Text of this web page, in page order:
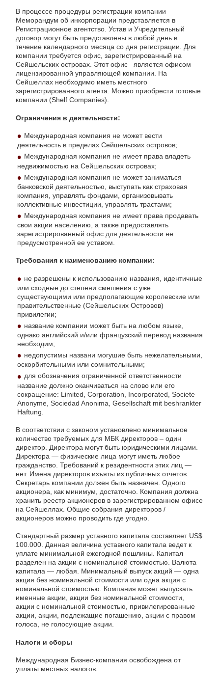
В процессе процедуры регистрации компании
Меморандум об инкорпорации представляется в
Регистрационное агентство. Устав и Учредительный
договор могут быть представлены в любой день в
течение календарного месяца со дня регистрации. Для
компании требуется офис, зарегистрированный на
Сейшельских островах. Этот офис является офисом
лицензированной управляющей компании. На
Сейшеллах необходимо иметь местного
зарегистрированного агента. Можно приобрести готовые
компании (Shelf Companies).
Ограничения в деятельности:
Международная компания не может вести
деятельность в пределах Сейшельских островов;
Международная компания не имеет права владеть
недвижимостью на Сейшельских островах;
Международная компания не может заниматься
банковской деятельностью, выступать как страховая
компания, управлять фондами, организовывать
коллективные инвестиции, управлять трастами;
Международная компания не имеет права продавать
свои акции населению, а также предоставлять
зарегистрированный офис для деятельности не
предусмотренной ее уставом.
Требования к наименованию компании:
не разрешены к использованию названия, идентичные
или сходные до степени смешения с уже
существующими или предполагающие королевские или
правительственные (Сейшельских Островов)
привилегии;
название компании может быть на любом языке,
однако английский и/или французский перевод названия
необходим;
недопустимы названи могушие быть нежелательными,
оскорбительными или сомнительными;
для обозначения ограниченной ответственности
название должно оканчиваться на слово или его
сокращение: Limited, Corporation, Incorporated, Societe
Anonyme, Sociedad Anonima, Gesellschaft mit beshrankter
Haftung.
В соответствии с законом установлено минимальное
количество требуемых для МБК директоров – один
директор. Директора могут быть юридическими лицами.
Директора — физические лица могут иметь любое
гражданство. Требований к резидентности этих лиц —
нет. Имена директоров изъяты из публичных отчетов.
Секретарь компании должен быть назначен. Одного
акционера, как минимум, достаточно. Компания должна
хранить реестр акционеров в зарегистрированном офисе
на Сейшеллах. Общие собрания директоров /
акционеров можно проводить где угодно.
Стандартный размер уставного капитала составляет US$
100.000. Данная величина уставного капитала ведет к
уплате минимальной ежегодной пошлины. Капитал
разделен на акции с номинальной стоимостью. Валюта
капитала — любая. Минимальный выпуск акций — одна
акция без номинальной стоимости или одна акция с
номинальной стоимостью. Компания может выпускать
именные акции, акции без номинальной стоимости,
акции с номинальной стоимостью, привилегированные
акции, акции, подлежащие погашению, акции с правом
голоса, не голосующие акции.
Налоги и сборы
Международная Бизнес-компания освобождена от
уплаты местных налогов.